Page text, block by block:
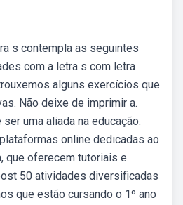
s contempla as seguintes
com a letra s com letra
alguns exercícios que
Não deixe de imprimir a.
uma aliada na educação.
online dedicadas ao
que oferecem tutoriais e.
50 atividades diversificadas
que estão cursando o 1º ano